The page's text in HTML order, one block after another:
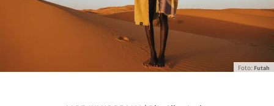
Foto: Futah